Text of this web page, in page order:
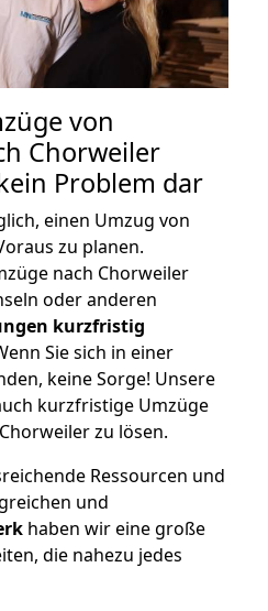
von
Chorweiler
Problem dar
einen Umzug von
zu planen.
nach Chorweiler
oder anderen
kurzfristig
Sie sich in einer
keine Sorge! Unsere
kurzfristige Umzüge
zu lösen.
Ressourcen und
und
haben wir eine große
die nahezu jedes